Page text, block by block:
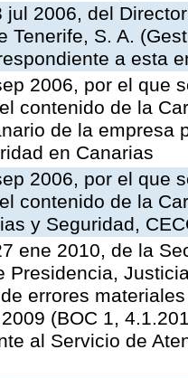
jul 2006, del
Tenerife, S. A.
a esta
2006, por el que
contenido de la
de la empresa
en Canarias
2006, por el que
contenido de la
y Seguridad,
ene 2010, de la
Presidencia,
errores
(BOC 1,
al Servicio de